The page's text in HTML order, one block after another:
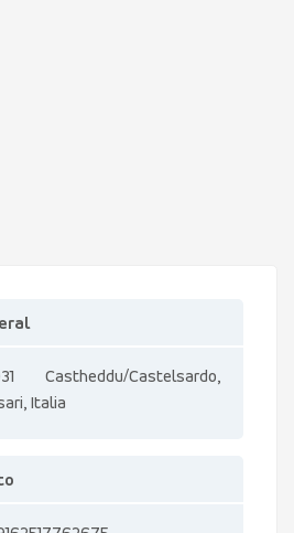
Castheddu/Castelsardo,
Italia